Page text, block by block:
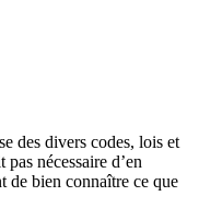
des divers codes, lois et
nécessaire d’en
de bien connaître ce que